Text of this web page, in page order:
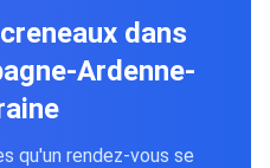
dans
Ardenne-
qu'un rendez-vous se